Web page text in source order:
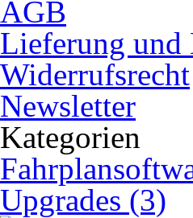
AGB
Lieferung und
Widerrufsrecht
Newsletter
Kategorien
Upgrades (3)